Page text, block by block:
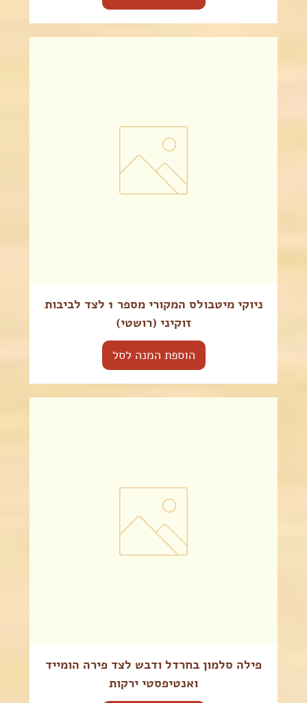
ניוקי מיטבולס המקורי מספר 1 לצד לביבות
זוקיני (רושטי)
הוספת המנה לסל
פילה סלמון בחרדל ודבש לצד פירה הומייד
ואנטיפסטי ירקות